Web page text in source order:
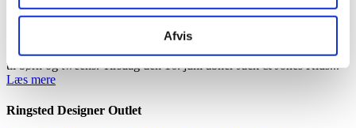
Afvis
OUTLET
Outletbyen udvider endnu engang sit udvalg med en ny spændende
butiksåbning – denne gang med fokus på stylede hverdagsfavoritter
til børn og tweens. Tirsdag den 16. juni åbner Jack & Jones Kids...
Læs mere
Ringsted Designer Outlet